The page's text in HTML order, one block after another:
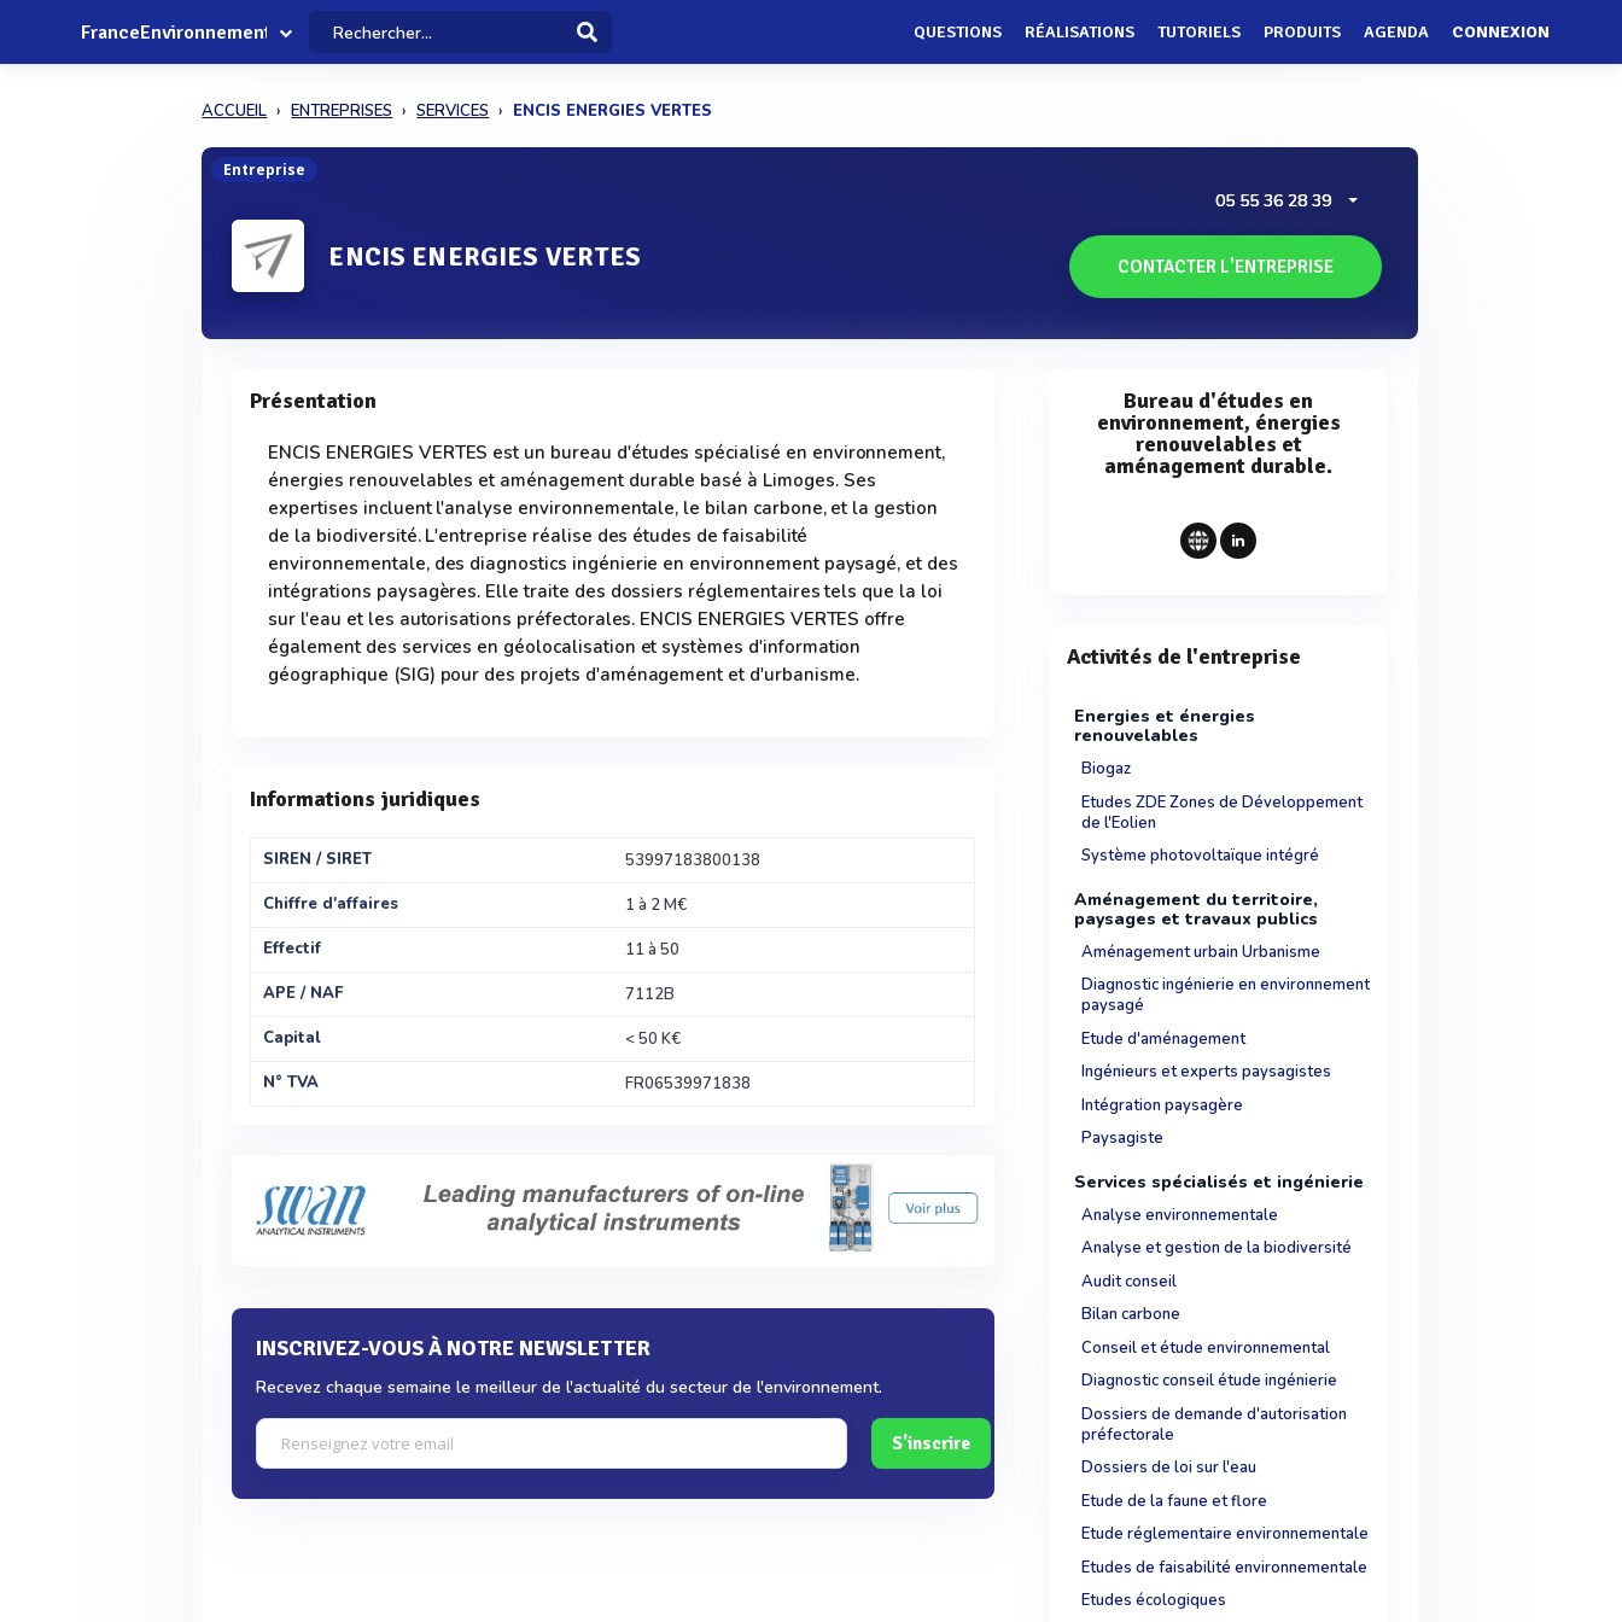
FranceEnvironnement QUESTIONS RÉALISATIONS TUTORIELS PRODUITS AGENDA CONNEXION
ACCUEIL ENTREPRISES SERVICES ENCIS ENERGIES VERTES
Entreprise
ENCIS ENERGIES VERTES
05 55 36 28 39
CONTACTER L'ENTREPRISE
Présentation
ENCIS ENERGIES VERTES est un bureau d'études spécialisé en environnement,
énergies renouvelables et aménagement durable basé à Limoges. Ses
expertises incluent l'analyse environnementale, le bilan carbone, et la gestion
de la biodiversité. L'entreprise réalise des études de faisabilité
environnementale, des diagnostics ingénierie en environnement paysagé, et des
intégrations paysagères. Elle traite des dossiers réglementaires tels que la loi
sur l'eau et les autorisations préfectorales. ENCIS ENERGIES VERTES offre
également des services en géolocalisation et systèmes d'information
géographique (SIG) pour des projets d'aménagement et d'urbanisme.
Informations juridiques
SIREN / SIRET
53997183800138
Chiffre d'affaires
1 à 2 M€
Effectif
11 à 50
APE / NAF
7112B
Capital
< 50 K€
N° TVA
FR06539971838
INSCRIVEZ-VOUS À NOTRE NEWSLETTER
Recevez chaque semaine le meilleur de l'actualité du secteur de l'environnement.
S'inscrire
Bureau d'études en
environnement, énergies
renouvelables et
aménagement durable.
Activités de l'entreprise
Energies et énergies
renouvelables
Biogaz
Etudes ZDE Zones de Développement
de l'Eolien
Système photovoltaïque intégré
Aménagement du territoire,
paysages et travaux publics
Aménagement urbain Urbanisme
Diagnostic ingénierie en environnement
paysagé
Etude d'aménagement
Ingénieurs et experts paysagistes
Intégration paysagère
Paysagiste
Services spécialisés et ingénierie
Analyse environnementale
Analyse et gestion de la biodiversité
Audit conseil
Bilan carbone
Conseil et étude environnemental
Diagnostic conseil étude ingénierie
Dossiers de demande d'autorisation
préfectorale
Dossiers de loi sur l'eau
Etude de la faune et flore
Etude réglementaire environnementale
Etudes de faisabilité environnementale
Etudes écologiques